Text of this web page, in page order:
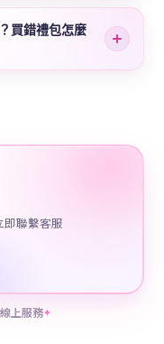
買錯禮包怎麼
即聯繫客服
上服務✦